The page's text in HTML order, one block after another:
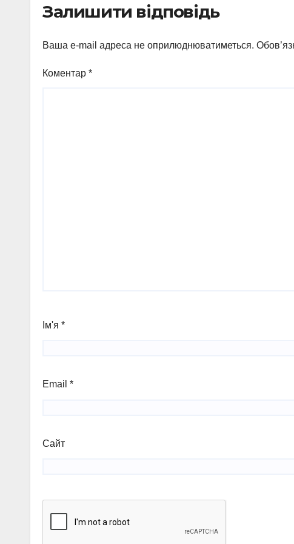
набір
Залишити відповідь
Ваша e-mail адреса не оприлюднюватиметься.
Коментар *
Ім'я *
Email *
Сайт